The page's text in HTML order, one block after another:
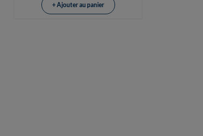
+ Ajouter au panier